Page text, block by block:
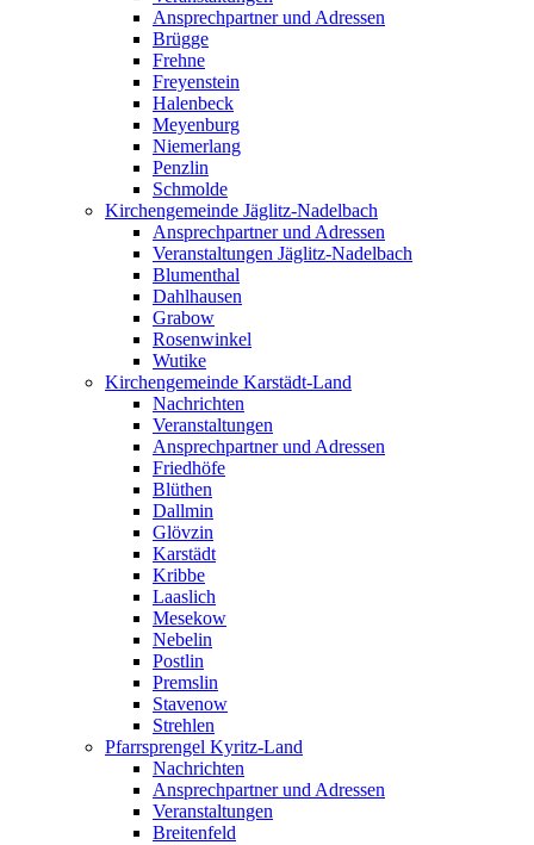
Ansprechpartner und Adressen
Brügge
Frehne
Freyenstein
Halenbeck
Meyenburg
Niemerlang
Penzlin
Schmolde
Kirchengemeinde Jäglitz-Nadelbach
Ansprechpartner und Adressen
Veranstaltungen Jäglitz-Nadelbach
Blumenthal
Dahlhausen
Grabow
Rosenwinkel
Wutike
Kirchengemeinde Karstädt-Land
Nachrichten
Veranstaltungen
Ansprechpartner und Adressen
Friedhöfe
Blüthen
Dallmin
Glövzin
Karstädt
Kribbe
Laaslich
Mesekow
Nebelin
Postlin
Premslin
Stavenow
Strehlen
Pfarrsprengel Kyritz-Land
Nachrichten
Ansprechpartner und Adressen
Veranstaltungen
Breitenfeld